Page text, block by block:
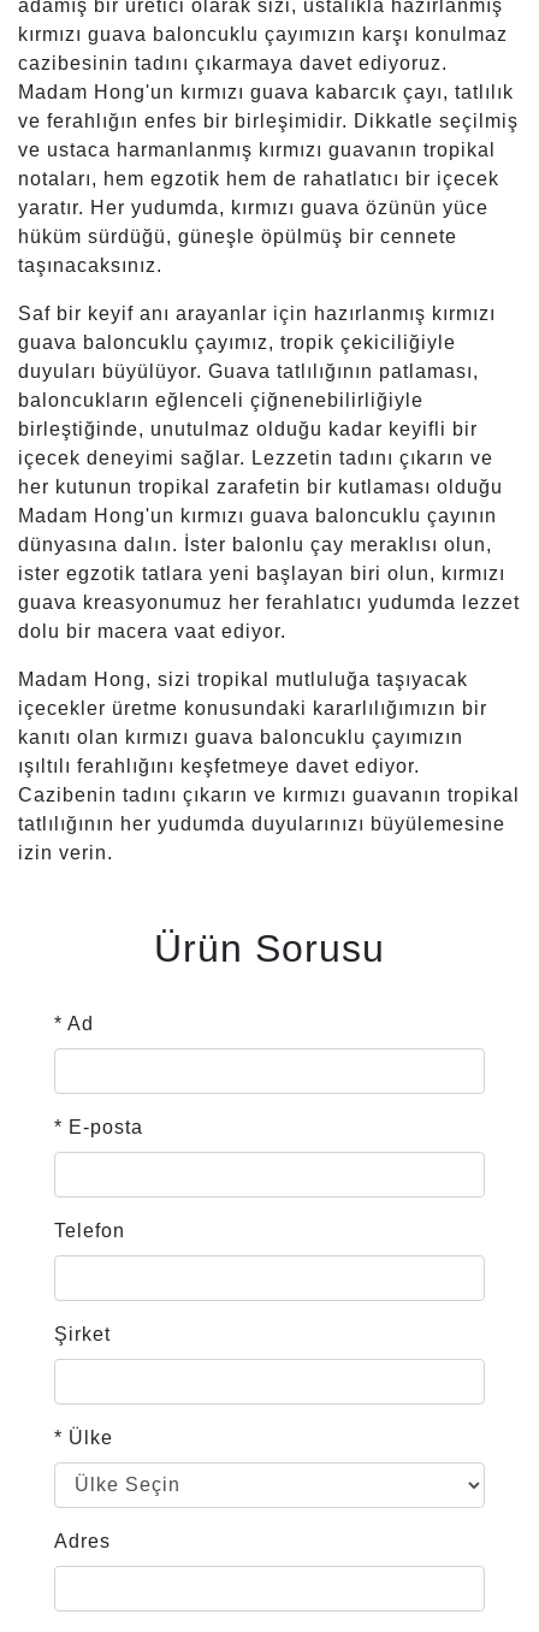
adamış bir üretici olarak sizi, ustalıkla hazırlanmış
kırmızı guava baloncuklu çayımızın karşı konulmaz
cazibesinin tadını çıkarmaya davet ediyoruz.
Madam Hong'un kırmızı guava kabarcık çayı, tatlılık
ve ferahlığın enfes bir birleşimidir. Dikkatle seçilmiş
ve ustaca harmanlanmış kırmızı guavanın tropikal
notaları, hem egzotik hem de rahatlatıcı bir içecek
yaratır. Her yudumda, kırmızı guava özünün yüce
hüküm sürdüğü, güneşle öpülmüş bir cennete
taşınacaksınız.
Saf bir keyif anı arayanlar için hazırlanmış kırmızı
guava baloncuklu çayımız, tropik çekiciliğiyle
duyuları büyülüyor. Guava tatlılığının patlaması,
baloncukların eğlenceli çiğnenebilirliğiyle
birleştiğinde, unutulmaz olduğu kadar keyifli bir
içecek deneyimi sağlar. Lezzetin tadını çıkarın ve
her kutunun tropikal zarafetin bir kutlaması olduğu
Madam Hong'un kırmızı guava baloncuklu çayının
dünyasına dalın. İster balonlu çay meraklısı olun,
ister egzotik tatlara yeni başlayan biri olun, kırmızı
guava kreasyonumuz her ferahlatıcı yudumda lezzet
dolu bir macera vaat ediyor.
Madam Hong, sizi tropikal mutluluğa taşıyacak
içecekler üretme konusundaki kararlılığımızın bir
kanıtı olan kırmızı guava baloncuklu çayımızın
ışıltılı ferahlığını keşfetmeye davet ediyor.
Cazibenin tadını çıkarın ve kırmızı guavanın tropikal
tatlılığının her yudumda duyularınızı büyülemesine
izin verin.
Ürün Sorusu
* Ad
* E-posta
Telefon
Şirket
* Ülke
Adres